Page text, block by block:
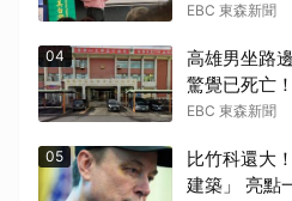
EBC 東森新聞
04
高雄男坐路
驚覺已死亡！
EBC 東森新聞
05
比竹科還大
建築」 亮點